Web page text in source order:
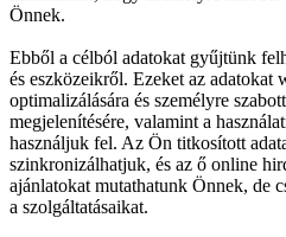
Önnek.
Ebből a célból adatokat gyűjtünk
és eszközeikről. Ezeket az adatokat
optimalizálására és személyre
megjelenítésére, valamint a
használjuk fel. Az Ön titkosított
szinkronizálhatjuk, és az ő online
ajánlatokat mutathatunk Önnek, de
a szolgáltatásaikat.